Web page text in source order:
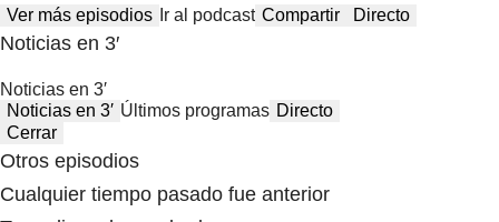
Ver más episodios Ir al podcast Compartir Directo
Noticias en 3′
Noticias en 3′
Noticias en 3′ Últimos programas Directo
Cerrar
Otros episodios
Cualquier tiempo pasado fue anterior